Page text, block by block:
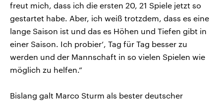
freut mich, dass ich die ersten 20, 21 Spiele jetzt so
gestartet habe. Aber, ich weiß trotzdem, dass es eine
lange Saison ist und das es Höhen und Tiefen gibt in
einer Saison. Ich probier‘, Tag für Tag besser zu
werden und der Mannschaft in so vielen Spielen wie
möglich zu helfen.“
Bislang galt Marco Sturm als bester deutscher